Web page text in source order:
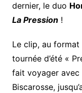
dernier, le duo
La Pression!
Le clip, au
tournée d’été «
fait voyager avec
Biscarosse,